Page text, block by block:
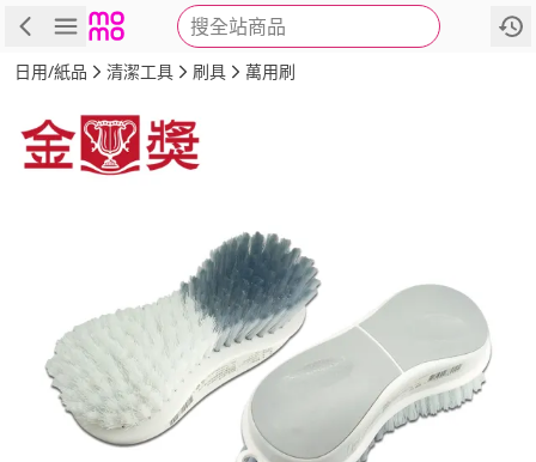
搜全站商品
商品 評價 詳情
日用/紙品 清潔工具 刷具 萬用刷